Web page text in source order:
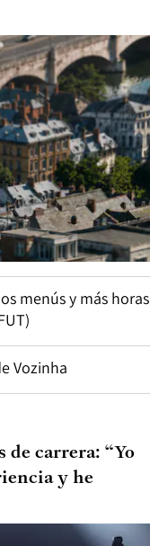
menús y más horas
Vozinha
de carrera: “Yo
y he